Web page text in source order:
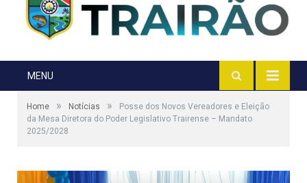
MENU
Home » Notícias »
Posse dos Novos Vereadores e Eleição
da Mesa Diretora do Poder Legislativo Trairense – Mandato
2025/2028